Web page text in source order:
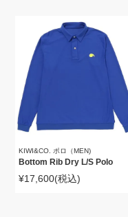
KIWI&CO. ポロ（MEN)
Bottom Rib Dry L/S Polo
¥17,600(税込)